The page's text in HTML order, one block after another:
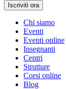
Iscriviti ora
Chi siamo
Eventi
Eventi online
Insegnanti
Centri
Strutture
Corsi online
Blog